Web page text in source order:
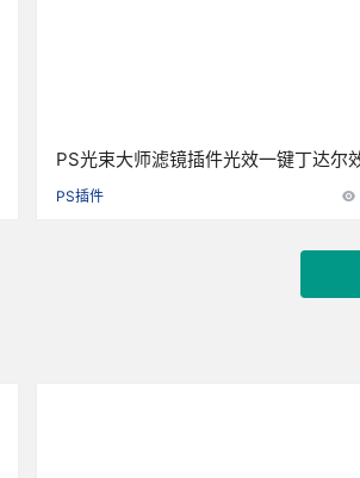
PS光束大师滤镜插件光效一键丁达尔
人像风景照光线后期win
PS插件